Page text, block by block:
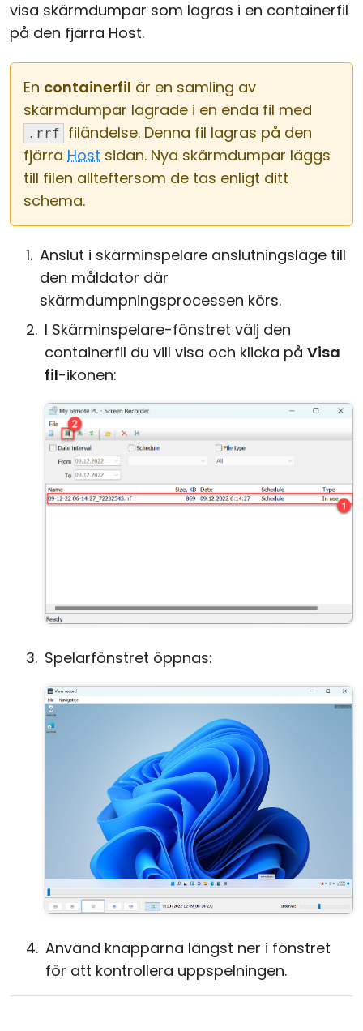
visa skärmdumpar som lagras i en containerfil
på den fjärra Host.
En containerfil är en samling av
skärmdumpar lagrade i en enda fil med
.rrf
filändelse. Denna fil lagras på den
fjärra Host sidan. Nya skärmdumpar läggs
till filen allteftersom de tas enligt ditt
schema.
Anslut i skärminspelare anslutningsläge till
den måldator där
skärmdumpningsprocessen körs.
I Skärminspelare-fönstret välj den
containerfil du vill visa och klicka på Visa
fil-ikonen:
Spelarfönstret öppnas:
Använd knapparna längst ner i fönstret
för att kontrollera uppspelningen.